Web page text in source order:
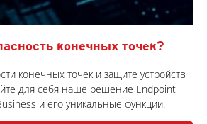
конечных точек?
конечных точек и защите устройств
для себя наше решение Endpoint
и его уникальные функции.